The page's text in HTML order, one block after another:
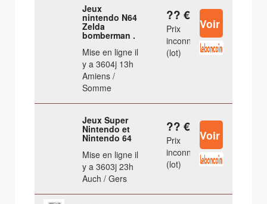
Jeux
nintendo N64
Zelda
bomberman .
Mise en ligne il
y a 3604j 13h
Amiens /
Somme
?? €
Prix
inconnu
(lot)
Jeux Super
Nintendo et
Nintendo 64
Mise en ligne il
y a 3603j 23h
Auch / Gers
?? €
Prix
inconnu
(lot)